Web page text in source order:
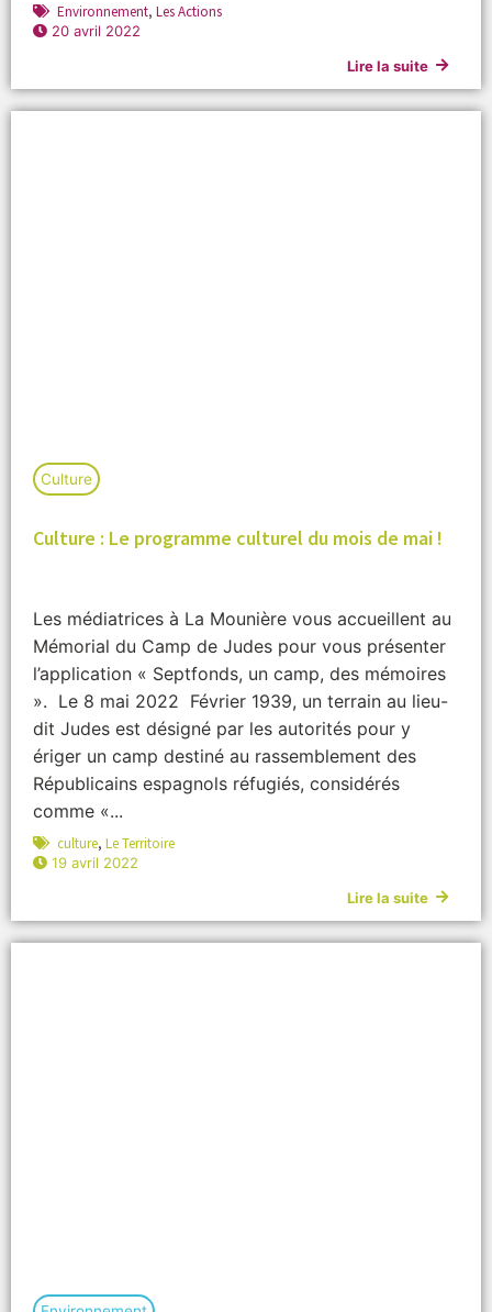
Environnement, Les Actions
20 avril 2022
Lire la suite
Culture
Culture : Le programme culturel du mois de mai !
Les médiatrices à La Mounière vous accueillent au
Mémorial du Camp de Judes pour vous présenter
l’application « Septfonds, un camp, des mémoires
». Le 8 mai 2022 Février 1939, un terrain au lieu-
dit Judes est désigné par les autorités pour y
ériger un camp destiné au rassemblement des
Républicains espagnols réfugiés, considérés
comme «...
culture, Le Territoire
19 avril 2022
Lire la suite